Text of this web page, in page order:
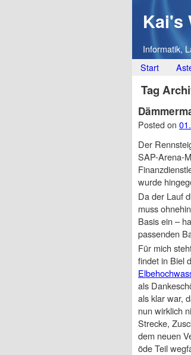
Kai's
Informatik,
Main menu
Skip
to
content
Start
Tag
Posted on
Der
SAP-Arena-
wurde
Da der Lauf
muss
Basis ein –
passenden
Für mich
findet in Biel
als
als klar war,
nun wirklich
Strecke,
dem neuen
öde Teil